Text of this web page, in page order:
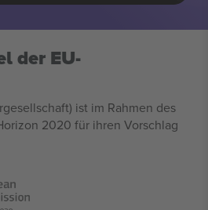
der EU-
ist im Rahmen des
2020 für ihren Vorschlag